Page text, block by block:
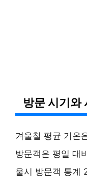
방문 시기와
겨울철 평균 기온
방문객은 평일 대
울시 방문객 통계